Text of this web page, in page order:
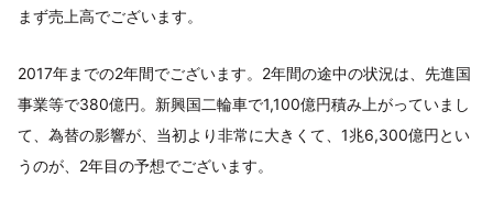
まず売上高でございます。
2017年までの2年間でございます。2年間の途中の状況は、先進国
事業等で380億円。新興国二輪車で1,100億円積み上がっていまし
て、為替の影響が、当初より非常に大きくて、1兆6,300億円とい
うのが、2年目の予想でございます。